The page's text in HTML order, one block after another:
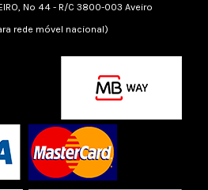
Nº 44 - R/C 3800-003 Aveiro
rede móvel nacional)